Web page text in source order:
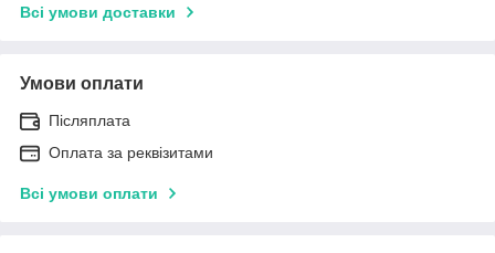
Всі умови доставки
Умови оплати
Післяплата
Оплата за реквізитами
Всі умови оплати